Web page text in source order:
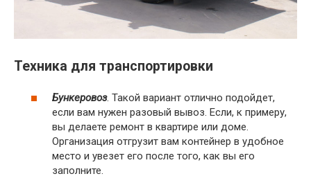
Техника для транспортировки
Бункеровоз. Такой вариант отлично подойдет,
если вам нужен разовый вывоз. Если, к примеру,
вы делаете ремонт в квартире или доме.
Организация отгрузит вам контейнер в удобное
место и увезет его после того, как вы его
заполните.